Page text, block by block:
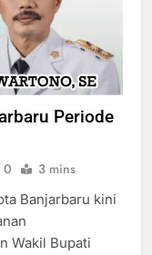
Periode
0 3 mins
Banjarbaru kini
Wakil Bupati